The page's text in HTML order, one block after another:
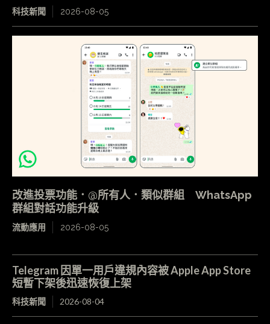
科技新聞 2026-08-05
改進投票功能．@所有人．類似群組 WhatsApp
群組對話功能升級
流動應用 2026-08-05
Telegram 因單一用戶違規內容被 Apple App Store
短暫下架後迅速恢復上架
科技新聞 2026-08-04